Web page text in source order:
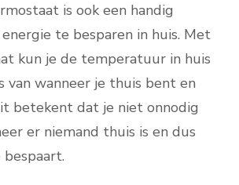
is ook een handig
te besparen in huis. Met
kun je de temperatuur in huis
van wanneer je thuis bent en
betekent dat je niet onnodig
er niemand thuis is en dus